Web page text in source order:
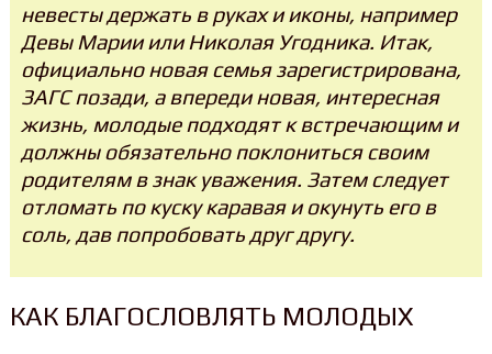
невесты держать в руках и иконы, например
Девы Марии или Николая Угодника. Итак,
официально новая семья зарегистрирована,
ЗАГС позади, а впереди новая, интересная
жизнь, молодые подходят к встречающим и
должны обязательно поклониться своим
родителям в знак уважения. Затем следует
отломать по куску каравая и окунуть его в
соль, дав попробовать друг другу.
КАК БЛАГОСЛОВЛЯТЬ МОЛОДЫХ